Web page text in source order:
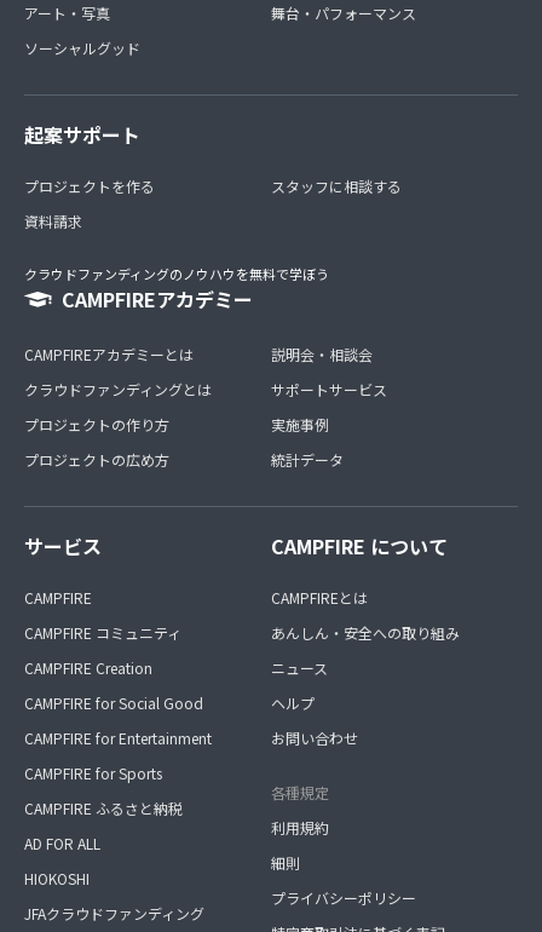
アート・写真
ソーシャルグッド
舞台・パフォーマンス
起案サポート
プロジェクトを作る
資料請求
スタッフに相談する
クラウドファンディングのノウハウを無料で学ぼう
CAMPFIREアカデミー
CAMPFIREアカデミーとは
クラウドファンディングとは
プロジェクトの作り方
プロジェクトの広め方
説明会・相談会
サポートサービス
実施事例
統計データ
サービス
CAMPFIRE
CAMPFIRE コミュニティ
CAMPFIRE Creation
CAMPFIRE for Social Good
CAMPFIRE for Entertainment
CAMPFIRE for Sports
CAMPFIRE ふるさと納税
AD FOR ALL
HIOKOSHI
JFAクラウドファンディング
CAMPFIRE について
CAMPFIREとは
あんしん・安全への取り組み
ニュース
ヘルプ
お問い合わせ
各種規定
利用規約
細則
プライバシーポリシー